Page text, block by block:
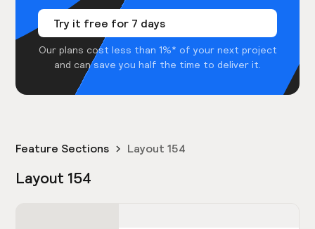
Try it free for 7 days
Our plans cost less than 1%* of your next project
and can save you half the time to deliver it.
Feature Sections Layout 154
Layout 154